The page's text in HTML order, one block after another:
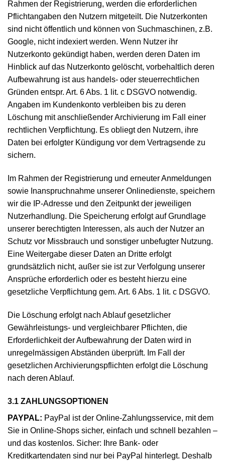
Rahmen der Registrierung, werden die erforderlichen
Pflichtangaben den Nutzern mitgeteilt. Die Nutzerkonten
sind nicht öffentlich und können von Suchmaschinen, z.B.
Google, nicht indexiert werden. Wenn Nutzer ihr
Nutzerkonto gekündigt haben, werden deren Daten im
Hinblick auf das Nutzerkonto gelöscht, vorbehaltlich deren
Aufbewahrung ist aus handels- oder steuerrechtlichen
Gründen entspr. Art. 6 Abs. 1 lit. c DSGVO notwendig.
Angaben im Kundenkonto verbleiben bis zu deren
Löschung mit anschließender Archivierung im Fall einer
rechtlichen Verpflichtung. Es obliegt den Nutzern, ihre
Daten bei erfolgter Kündigung vor dem Vertragsende zu
sichern.
Im Rahmen der Registrierung und erneuter Anmeldungen
sowie Inanspruchnahme unserer Onlinedienste, speichern
wir die IP-Adresse und den Zeitpunkt der jeweiligen
Nutzerhandlung. Die Speicherung erfolgt auf Grundlage
unserer berechtigten Interessen, als auch der Nutzer an
Schutz vor Missbrauch und sonstiger unbefugter Nutzung.
Eine Weitergabe dieser Daten an Dritte erfolgt
grundsätzlich nicht, außer sie ist zur Verfolgung unserer
Ansprüche erforderlich oder es besteht hierzu eine
gesetzliche Verpflichtung gem. Art. 6 Abs. 1 lit. c DSGVO.
Die Löschung erfolgt nach Ablauf gesetzlicher
Gewährleistungs- und vergleichbarer Pflichten, die
Erforderlichkeit der Aufbewahrung der Daten wird in
unregelmässigen Abständen überprüft. Im Fall der
gesetzlichen Archivierungspflichten erfolgt die Löschung
nach deren Ablauf.
3.1 ZAHLUNGSOPTIONEN
PAYPAL: PayPal ist der Online-Zahlungsservice, mit dem
Sie in Online-Shops sicher, einfach und schnell bezahlen –
und das kostenlos. Sicher: Ihre Bank- oder
Kreditkartendaten sind nur bei PayPal hinterlegt. Deshalb